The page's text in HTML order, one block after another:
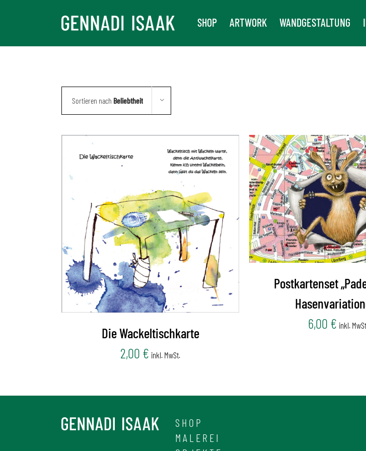
SHOP ARTWORK WANDGESTALTUNG
Sortieren nach Beliebtheit
Die Wackeltischkarte
2,00 € inkl. MwSt.
Postkartenset
6,00 € inkl.
SHOP
MALEREI